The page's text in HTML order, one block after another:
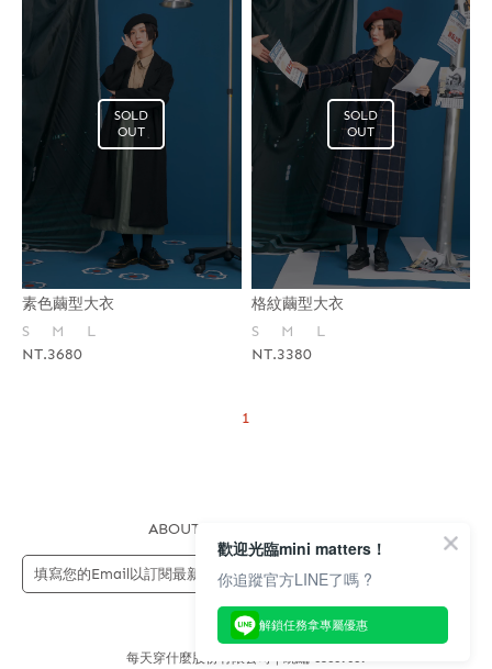
SOLD
OUT
素色繭型大衣
S
M
L
NT.3680
SOLD
OUT
格紋繭型大衣
S
M
L
NT.3380
1
ABOUT US
每天穿什麼股份有限公司 | 統編 83689089
歡迎光臨mini matters！
你追蹤官方LINE了嗎 ?
解鎖任務拿專屬優惠